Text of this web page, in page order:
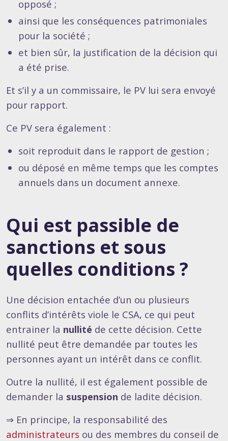
opposé ;
ainsi que les conséquences patrimoniales
pour la société ;
et bien sûr, la justification de la décision qui
a été prise.
Et s’il y a un commissaire, le PV lui sera envoyé
pour rapport.
Ce PV sera également :
soit reproduit dans le rapport de gestion ;
ou déposé en même temps que les comptes
annuels dans un document annexe.
Qui est passible de
sanctions et sous
quelles conditions ?
Une décision entachée d’un ou plusieurs
conflits d’intérêts viole le CSA, ce qui peut
entrainer la nullité de cette décision. Cette
nullité peut être demandée par toutes les
personnes ayant un intérêt dans ce conflit.
Outre la nullité, il est également possible de
demander la suspension de ladite décision.
⇒ En principe, la responsabilité des
administrateurs ou des membres du conseil de